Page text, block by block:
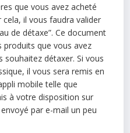
que vous avez acheté
cela, il vous faudra valider
de détaxe”. Ce document
produits que vous avez
souhaitez détaxer. Si vous
il vous sera remis en
mobile telle que
à votre disposition sur
par e-mail un peu